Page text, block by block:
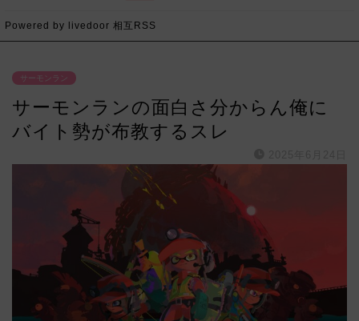
Powered by livedoor 相互RSS
サーモンラン
サーモンランの面白さ分からん俺に
バイト勢が布教するスレ